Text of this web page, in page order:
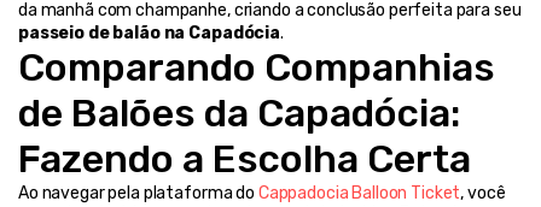
passeio de balão na Capadócia.
Comparando Companhias
de Balões da Capadócia:
Fazendo a Escolha Certa
Ao navegar pela plataforma do Cappadocia Balloon Ticket, você